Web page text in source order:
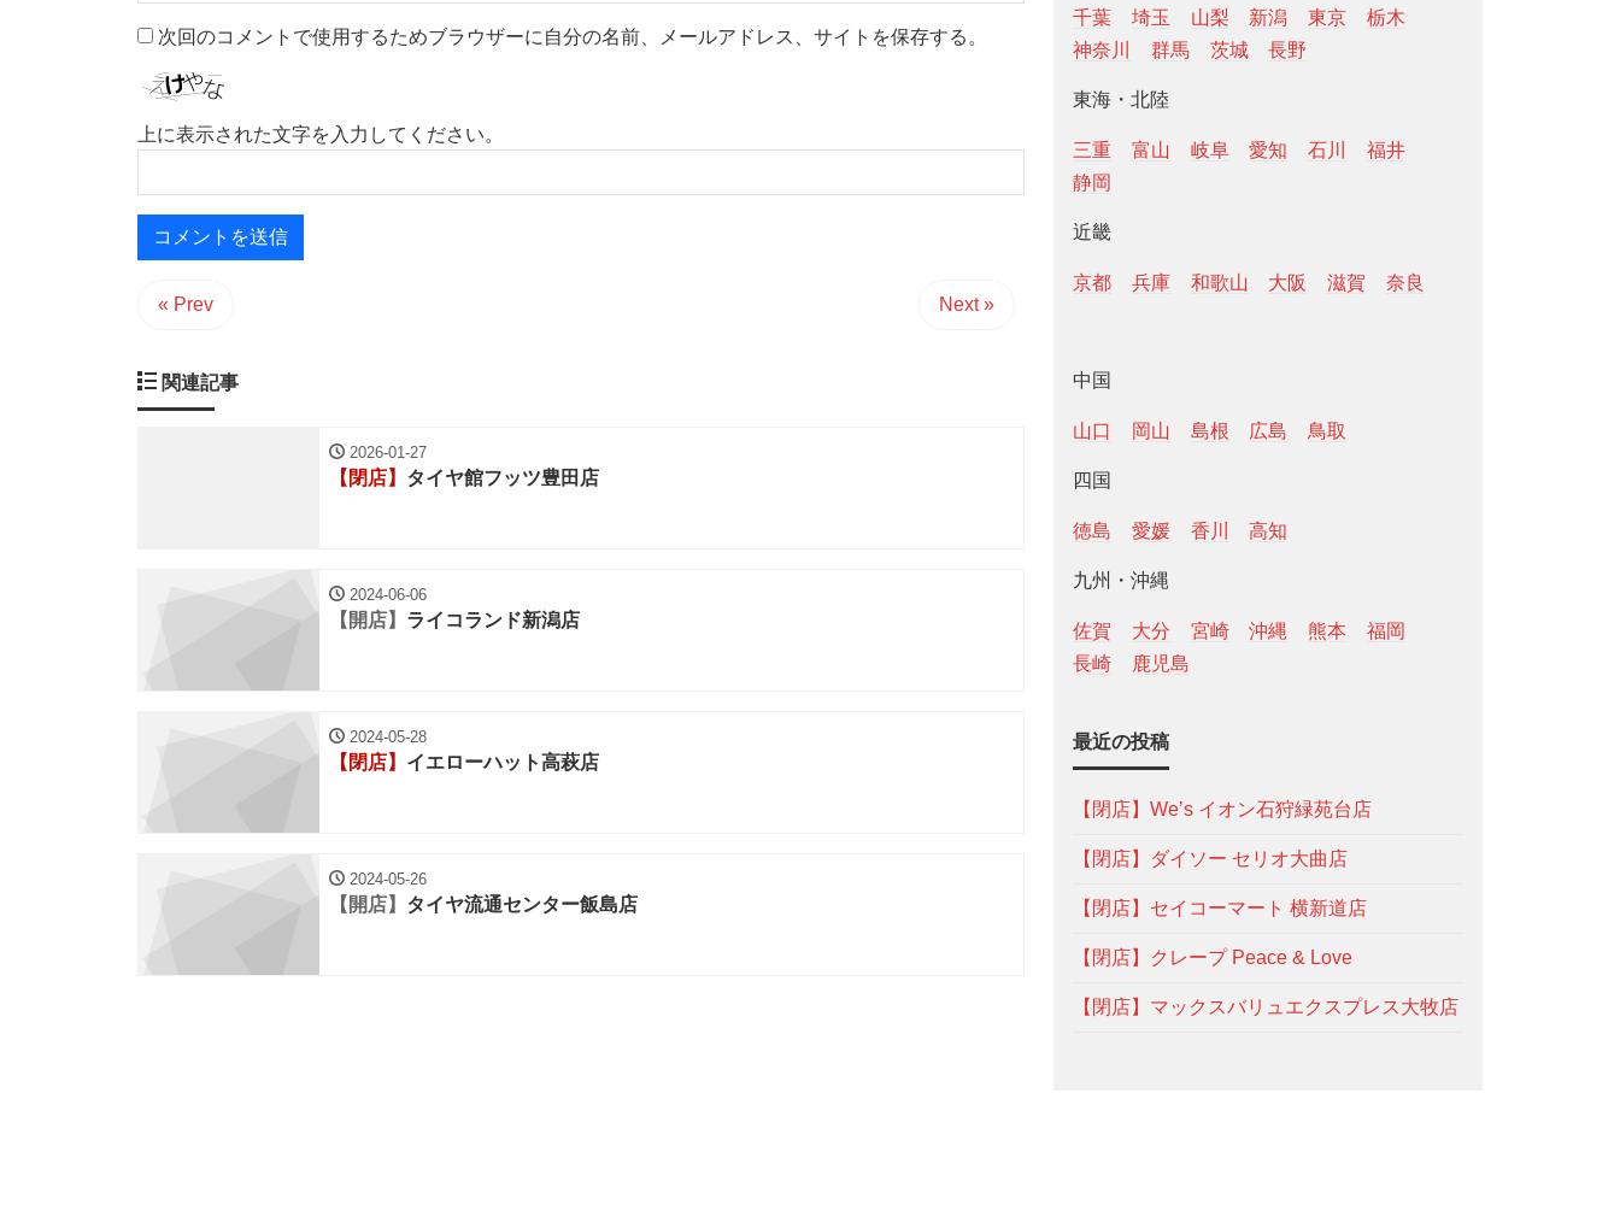
次回のコメントで使用するためブラウザーに自分の名前、メールアドレス、サイトを保存する。
上に表示された文字を入力してください。
« Prev Next »
関連記事
2026-01-27
【閉店】 タイヤ館フッツ豊田店
2024-06-06
【開店】 ライコランド新潟店
2024-05-28
【閉店】 イエローハット高萩店
2024-05-26
【開店】 タイヤ流通センター飯島店
千葉 埼玉 山梨 新潟 東京
栃木
神奈川
群馬 茨城 長野
東海・北陸
三重 富山 岐阜 愛知 石川
福井
静岡
近畿
京都 兵庫 和歌山 大阪 滋賀 奈良
中国
山口 岡山 島根 広島 鳥取
四国
徳島 愛媛 香川 高知
九州・沖縄
佐賀 大分 宮崎 沖縄 熊本
福岡
長崎
鹿児島
最近の投稿
【閉店】We’s イオン石狩緑苑台店
【閉店】ダイソー セリオ大曲店
【閉店】セイコーマート 横新道店
【閉店】クレープ Peace & Love
【閉店】マックスバリュエクスプレス大牧店